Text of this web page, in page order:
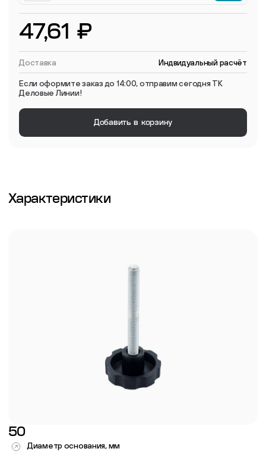
47,61 ₽
Доставка Индвидуальный расчёт
Если оформите заказ до 14:00, отправим сегодня ТК
Деловые Линии!
Добавить в корзину
Характеристики
50
Диаметр основания, мм